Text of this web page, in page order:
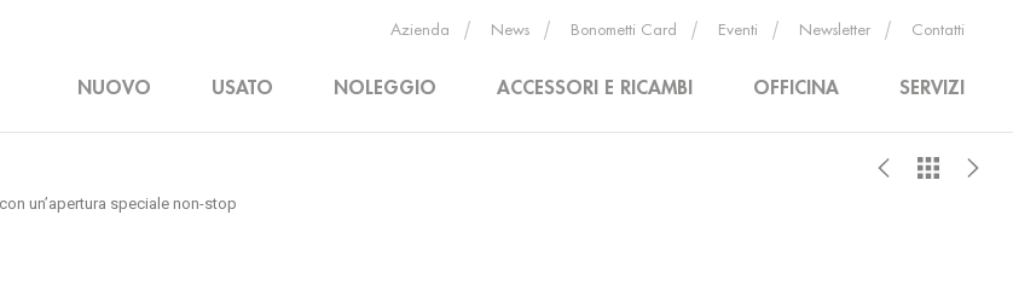
NUOVO USATO NOLEGGIO ACCESSORI E RICAMBI OFFICINA SERVIZI
Azienda News Bonometti Card Eventi Newsletter Contatti
un’apertura speciale non-stop